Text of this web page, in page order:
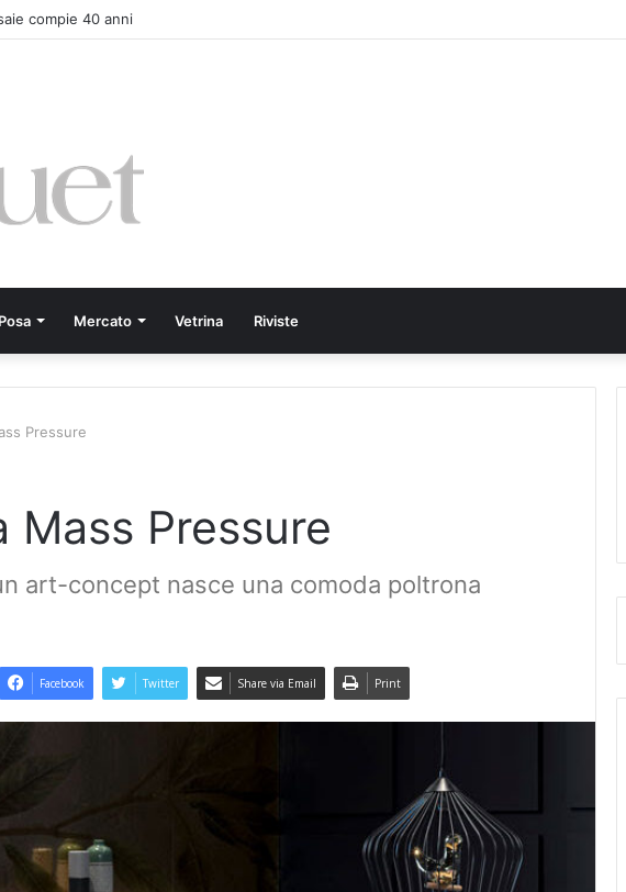
compie 40 anni
Posa Mercato Vetrina Riviste
Pressure
Mass Pressure
art-concept nasce una comoda poltrona
Facebook Twitter Share via Email Print